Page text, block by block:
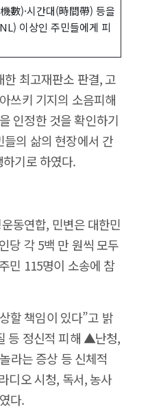
數)·시간대(時間帶) 등을
이상인 주민들에게 피
최고재판소 판결, 고
쓰키 기지의 소음피해
인정한 것을 확인하기
의 삶의 현장에서 간
기로 하였다.
동연합, 민변은 대한민
당 각 5백 만 원씩 모두
민 115명이 소송에 참
할 책임이 있다”고 밝
등 정신적 피해 ▲난청,
라는 증상 등 신체적
디오 시청, 독서, 농사
다.